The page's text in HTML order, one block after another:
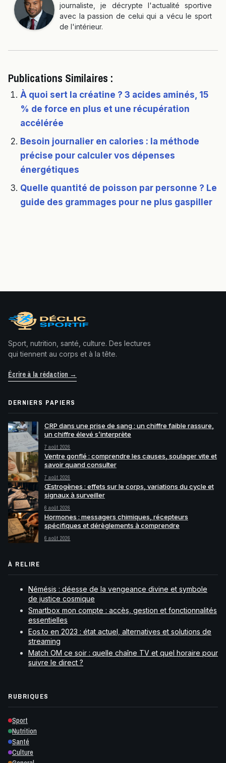
journaliste, je décrypte l'actualité sportive
avec la passion de celui qui a vécu le sport
de l'intérieur.
Publications Similaires :
À quoi sert la créatine ? 3 acides aminés, 15
% de force en plus et une récupération
accélérée
Besoin journalier en calories : la méthode
précise pour calculer vos dépenses
énergétiques
Quelle quantité de poisson par personne ? Le
guide des grammages pour ne plus gaspiller
Sport, nutrition, santé, culture. Des lectures
qui tiennent au corps et à la tête.
Écrire à la rédaction →
DERNIERS PAPIERS
CRP dans une prise de sang : un chiffre faible rassure,
un chiffre élevé s’interprète
7 août 2026
Ventre gonflé : comprendre les causes, soulager vite et
savoir quand consulter
7 août 2026
Œstrogènes : effets sur le corps, variations du cycle et
signaux à surveiller
6 août 2026
Hormones : messagers chimiques, récepteurs
spécifiques et dérèglements à comprendre
6 août 2026
À RELIRE
Némésis : déesse de la vengeance divine et symbole
de justice cosmique
Smartbox mon compte : accès, gestion et fonctionnalités
essentielles
Eos.to en 2023 : état actuel, alternatives et solutions de
streaming
Match OM ce soir : quelle chaîne TV et quel horaire pour
suivre le direct ?
RUBRIQUES
Sport
Nutrition
Santé
Culture